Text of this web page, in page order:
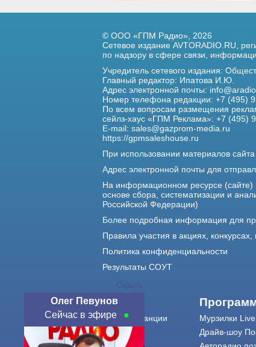
Скрыть
Олег Певунов
Сейчас в эфире
© ООО «ГПМ Радио», 2026
Сетевое издание AVTORADIO.RU,
по надзору в сфере связи,
Учредитель сетевого издания:
Главный редактор: Ипатова И.Ю.
Адрес электронной почты:
Номер телефона редакции: +7 (495)
По всем вопросам размещения
сейлз-хаус «ГПМ Реклама»: +7 (495)
E-mail: sales@gazprom-media.ru
https://gpmsaleshouse.ru
При использовании материалов
Адрес электронной почты для
На информационном ресурсе
основе сбора, систематизации и
Российской Федерации)
Более подробная информация для
Правила участия в акциях, конкурсах,
Политика конфиденциальности
Результаты СОУТ
О нас
О радиостанции
Команда
Мурзилки Live
Драйв-шоу